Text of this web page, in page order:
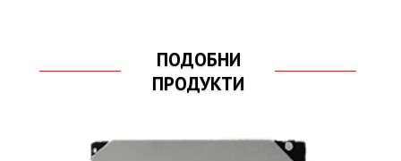
ПОДОБНИ
ПРОДУКТИ